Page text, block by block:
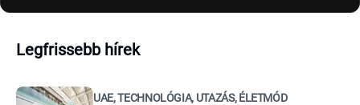
Legfrissebb hírek
UAE, TECHNOLÓGIA, UTAZÁS, ÉLETMÓD